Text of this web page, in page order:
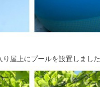
屋上にプールを設置しました